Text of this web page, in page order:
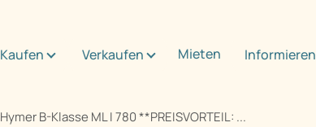
Kaufen Verkaufen Mieten Informieren
Hymer B-Klasse ML I 780 **PREISVORTEIL: ...